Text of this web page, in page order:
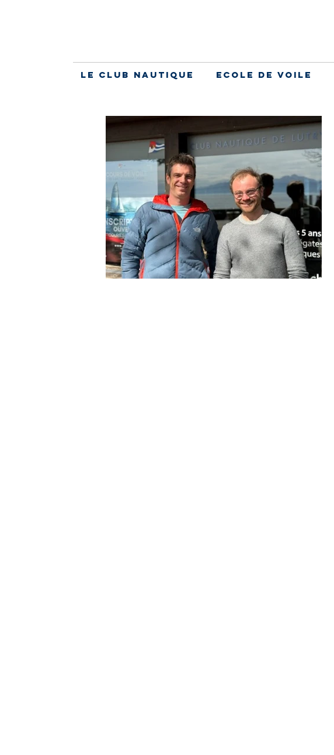
Le Club Nautique Ecole de voile